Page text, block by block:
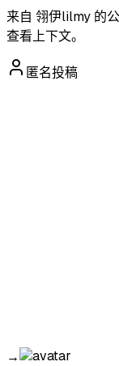
来自 翎伊lilmy 的
查看上下文。
匿名投稿
→